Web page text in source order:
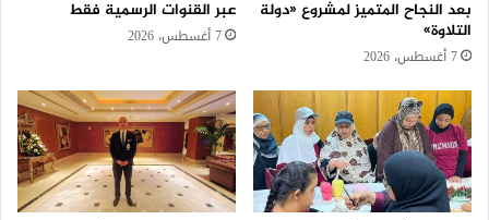
بعد النجاح المتميز لمشروع «دولة
التلاوة»
7 أغسطس، 2026
عبر القنوات الرسمية فقط
7 أغسطس، 2026